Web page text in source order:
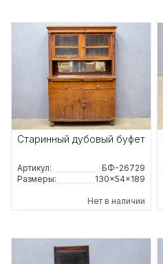
Старинный дубовый буфет
Артикул:
БФ-26729
Размеры:
130×54×189
Нет в наличии